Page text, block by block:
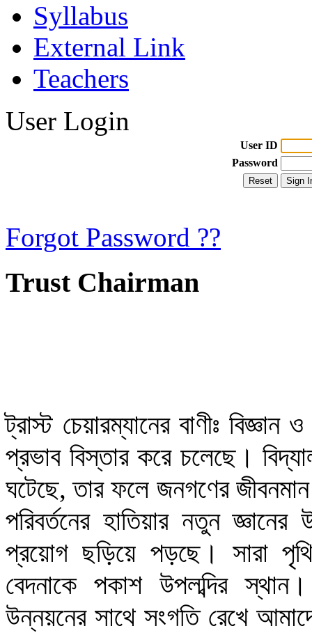
Syllabus
External Link
Teachers
User Login
User ID
Password
Forgot Password ??
Trust Chairman
ট্রাস্ট চেয়ারম্যানের বাণীঃ
প্রভাব বিস্তার করে চলেছে।
ঘটেছে, তার ফলে জনগণের
পরিবর্তনের হাতিয়ার নতুন
প্রয়োগ ছড়িয়ে পড়ছে। সারা
বেদনাকে পকাশ উপলব্দির
উন্নয়নের সাথে সংগতি রেখে